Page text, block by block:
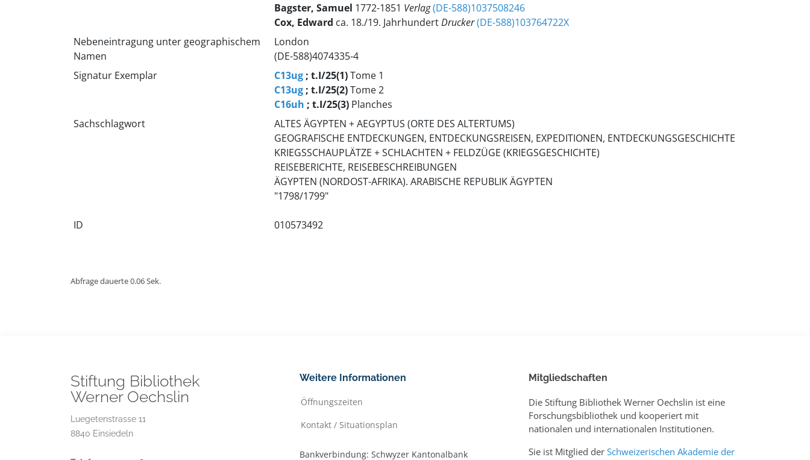
Bagster, Samuel 1772-1851 Verlag(DE-588)1037508246
Cox, Edward ca. 18./19. JahrhundertDrucker(DE-588)103764722X
Nebeneintragung unter geographischem
Namen
London
(DE-588)4074335-4
Signatur Exemplar
C13ug; t.I/25(1)Tome 1
C13ug; t.I/25(2)Tome 2
C16uh ; t.I/25(3)Planches
Sachschlagwort
ALTES ÄGYPTEN + AEGYPTUS (ORTE DES ALTERTUMS)
GEOGRAFISCHE ENTDECKUNGEN, ENTDECKUNGSREISEN, EXPEDITIONEN, ENTDECKUNGSGESCHICHTE
KRIEGSSCHAUPLÄTZE + SCHLACHTEN + FELDZÜGE (KRIEGSGESCHICHTE)
REISEBERICHTE, REISEBESCHREIBUNGEN
ÄGYPTEN (NORDOST-AFRIKA). ARABISCHE REPUBLIK ÄGYPTEN
"1798/1799"
ID 010573492
Abfrage dauerte 0.06 Sek.
Stiftung Bibliothek
Werner Oechslin
Luegetenstrasse 11
8840 Einsiedeln
Weitere Informationen
Öffnungszeiten
Kontakt / Situationsplan
Bankverbindung: Schwyzer Kantonalbank
Mitgliedschaften
Die Stiftung Bibliothek Werner Oechslin ist eine
Forschungsbibliothek und kooperiert mit
nationalen und internationalen Institutionen.
Sie ist Mitglied der Schweizerischen Akademie der